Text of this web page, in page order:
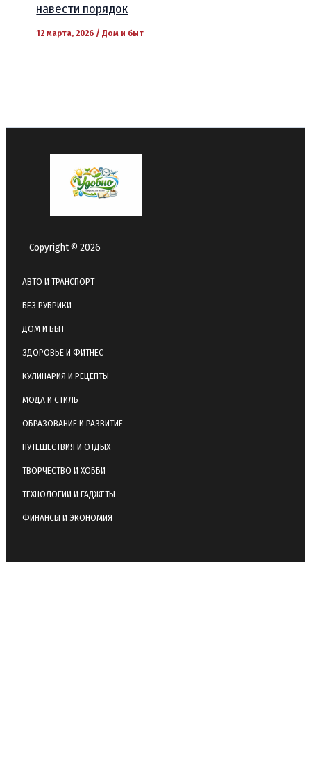
навести порядок
12 марта, 2026 /Дом и быт
Copyright © 2026
АВТО И ТРАНСПОРТ
БЕЗ РУБРИКИ
ДОМ И БЫТ
ЗДОРОВЬЕ И ФИТНЕС
КУЛИНАРИЯ И РЕЦЕПТЫ
МОДА И СТИЛЬ
ОБРАЗОВАНИЕ И РАЗВИТИЕ
ПУТЕШЕСТВИЯ И ОТДЫХ
ТВОРЧЕСТВО И ХОББИ
ТЕХНОЛОГИИ И ГАДЖЕТЫ
ФИНАНСЫ И ЭКОНОМИЯ